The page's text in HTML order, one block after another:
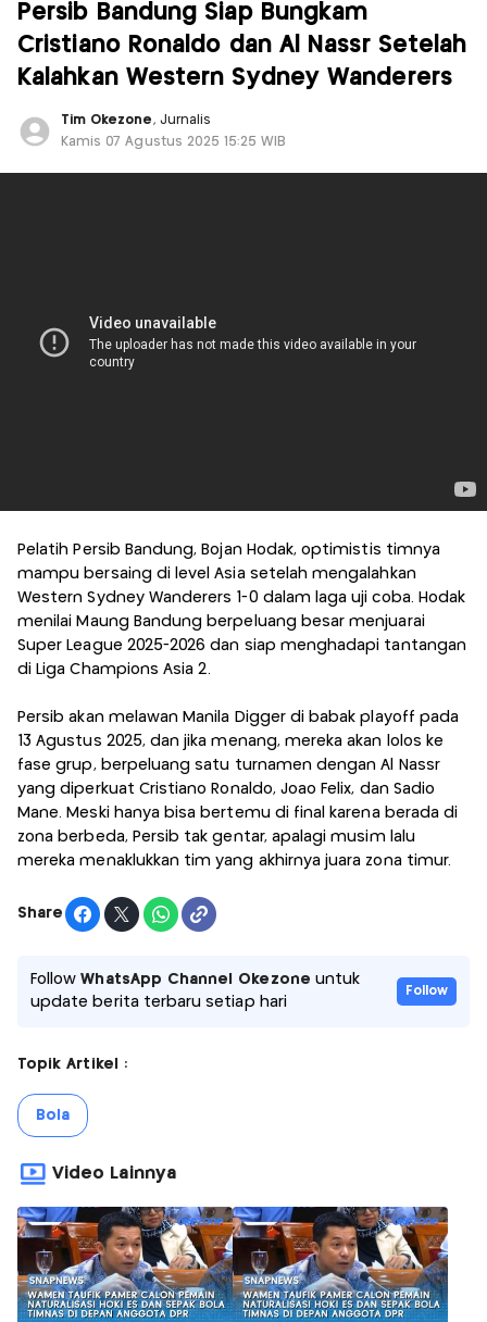
Persib Bandung Siap Bungkam
Cristiano Ronaldo dan Al Nassr Setelah
Kalahkan Western Sydney Wanderers
Tim Okezone , Jurnalis
Kamis 07 Agustus 2025 15:25 WIB
Pelatih Persib Bandung, Bojan Hodak, optimistis timnya
mampu bersaing di level Asia setelah mengalahkan
Western Sydney Wanderers 1-0 dalam laga uji coba. Hodak
menilai Maung Bandung berpeluang besar menjuarai
Super League 2025-2026 dan siap menghadapi tantangan
di Liga Champions Asia 2.
Persib akan melawan Manila Digger di babak playoff pada
13 Agustus 2025, dan jika menang, mereka akan lolos ke
fase grup, berpeluang satu turnamen dengan Al Nassr
yang diperkuat Cristiano Ronaldo, Joao Felix, dan Sadio
Mane. Meski hanya bisa bertemu di final karena berada di
zona berbeda, Persib tak gentar, apalagi musim lalu
mereka menaklukkan tim yang akhirnya juara zona timur.
Share
FollowWhatsApp Channel Okezone untuk
update berita terbaru setiap hari
Follow
Topik Artikel :
Bola
Video Lainnya